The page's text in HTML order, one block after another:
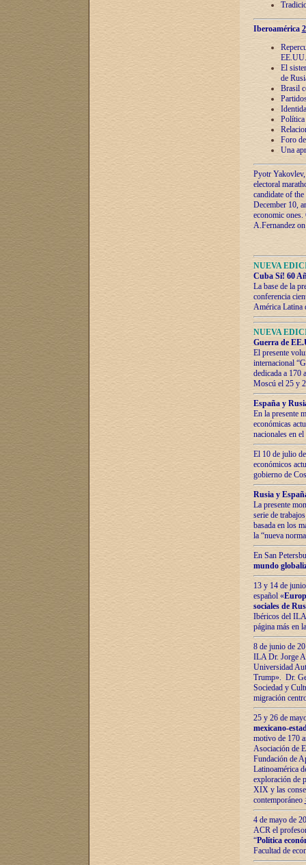
Iberoamérica
EE.UU.
El
de
Brasil
Política
Foro
Una
Pyotr
electoral
candidate of
December 10,
economic
A.Fernandez
NUEVA
Cuba Sí! 60
La base de la
conferencia
América Latina
NUEVA
Guerra de
El presente
internacional
dedicada a 170
Moscú el 25 y
España y
En la presente
económicas
nacionales en
El 10 de julio
económicos
gobierno de
Rusia y
La presente
serie de
basada en los
la “nueva
En San
mundo
13 y 14 de
español «
sociales de
Ibéricos del ILA
página más en
8 de junio de
ILA Dr. Jorge
Universidad
Trump». Dr.
Sociedad y
migración
25 y 26 de
mexicano-
motivo de 170
Asociación de
Fundación de
Latinoamérica
exploración de
XIX y las
contemporáneo
4 de mayo de
ACR el
“Política
Facultad de